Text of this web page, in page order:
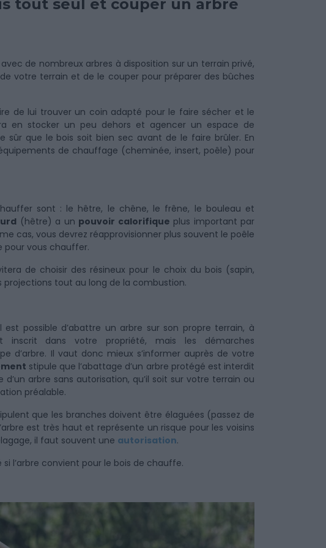
tout seul et couper un arbre
de nombreux arbres à disposition sur un terrain privé,
votre terrain et de le couper pour préparer des bûches
de lui trouver un coin adapté pour le faire sécher et le
en stocker un peu dehors et agencer un espace de
sûr que le bois soit bien sec avant de le faire brûler. En
de chauffage (cheminée, insert, poêle) pour
sont : le hêtre, le chêne, le frêne, le bouleau et
(hêtre) a un pouvoir calorifique plus important par
cas, vous devrez réapprovisionner plus souvent le poêle
vous chauffer.
de choisir des résineux pour le choix du bois (sapin,
tout au long de la combustion.
est possible d’abattre un arbre sur son propre terrain, à
inscrit dans votre propriété, mais les démarches
d’arbre. Il vaut donc mieux s’informer auprès de votre
stipule que l’abattage d’un arbre protégé est interdit
d’un arbre sans autorisation, qu’il soit sur votre terrain ou
préalable.
que les branches doivent être élaguées (passez de
est très haut et représente un risque pour les voisins
il faut souvent une autorisation.
l’arbre convient pour le bois de chauffe.